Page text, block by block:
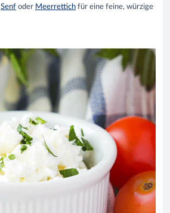
Senf oder Meerrettich für eine feine, würzige